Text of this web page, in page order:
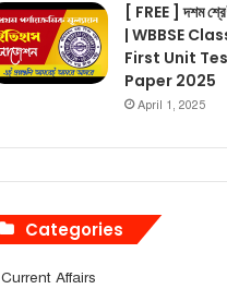
[ FREE ] দশম
| WBBSE
First Unit
Paper 2025
April 1, 2025
Categories
Current Affairs